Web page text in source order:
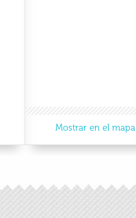
Mostrar en el mapa